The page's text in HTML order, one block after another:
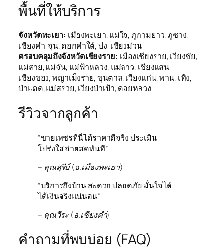
พื้นที่ให้บริการ
จังหวัดพะเยา: เมืองพะเยา, แม่ใจ, ภูกามยาว, ภูซาง,
เชียงคำ, จุน, ดอกคำใต้, ปง, เชียงม่วน
ครอบคลุมถึงจังหวัดเชียงราย: เมืองเชียงราย, เวียงชัย,
แม่สาย, แม่จัน, แม่ฟ้าหลวง, แม่ลาว, เชียงแสน,
เชียงของ, พญาเม็งราย, ขุนตาล, เวียงแก่น, พาน, เทิง,
ป่าแดด, แม่สรวย, เวียงป่าเป้า, ดอยหลวง
รีวิวจากลูกค้า
“ขายเพชรที่นี่ได้ราคาดีจริง ประเมิน
โปร่งใส จ่ายสดทันที”
– คุณสุรีย์ (อ.เมืองพะเยา)
“บริการถึงบ้าน สะดวก ปลอดภัย มั่นใจได้
ได้เงินจริงแน่นอน”
– คุณวีระ (อ.เชียงคำ)
คำถามที่พบบ่อย (FAQ)